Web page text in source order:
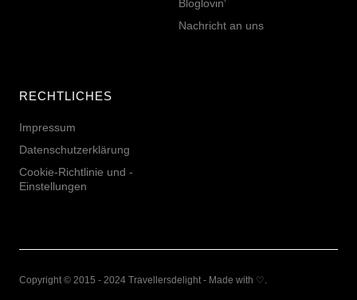
Bloglovin‘
Nachricht an uns
RECHTLICHES
Impressum
Datenschutzerklärung
Cookie-Richtlinie und -
Einstellungen
Copyright © 2015 - 2024 Travellersdelight - Made with ♡